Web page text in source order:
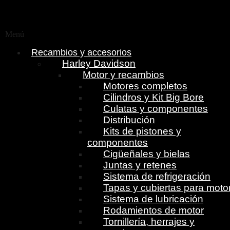
Menú
Recambios y accesorios
Harley Davidson
Motor y recambios
Motores completos
Cilindros y Kit Big Bore
Culatas y componentes
Distribución
Kits de pistones y
componentes
Cigüeñales y bielas
Juntas y retenes
Sistema de refrigeración
Tapas y cubiertas para
Sistema de lubricación
Rodamientos de motor
Tornillería, herrajes y